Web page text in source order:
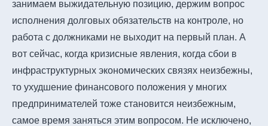
занимаем выжидательную позицию, держим вопрос
исполнения долговых обязательств на контроле, но
работа с должниками не выходит на первый план. А
вот сейчас, когда кризисные явления, когда сбои в
инфраструктурных экономических связях неизбежны,
то ухудшение финансового положения у многих
предпринимателей тоже становится неизбежным,
самое время заняться этим вопросом. Не исключено,